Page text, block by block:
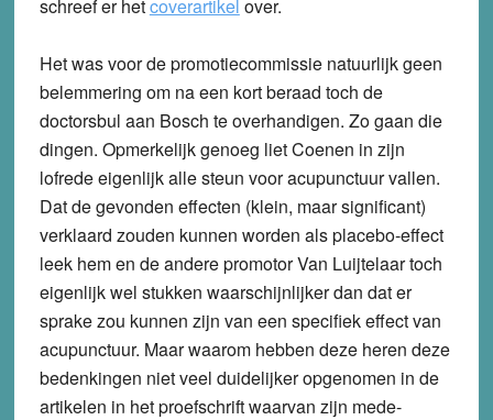
schreef er hetcoverartikel over.
Het was voor de promotiecommissie natuurlijk geen
belemmering om na een kort beraad toch de
doctorsbul aan Bosch te overhandigen. Zo gaan die
dingen. Opmerkelijk genoeg liet Coenen in zijn
lofrede eigenlijk alle steun voor acupunctuur vallen.
Dat de gevonden effecten (klein, maar significant)
verklaard zouden kunnen worden als placebo-effect
leek hem en de andere promotor Van Luijtelaar toch
eigenlijk wel stukken waarschijnlijker dan dat er
sprake zou kunnen zijn van een specifiek effect van
acupunctuur. Maar waarom hebben deze heren deze
bedenkingen niet veel duidelijker opgenomen in de
artikelen in het proefschrift waarvan zijn mede-